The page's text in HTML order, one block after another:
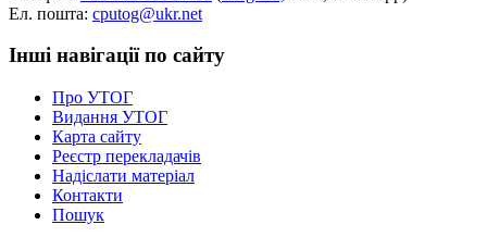
Ел. пошта: cputog@ukr.net
Інші навігації по сайту
Про УТОГ
Видання УТОГ
Карта сайту
Реєстр перекладачів
Надіслати матеріал
Контакти
Пошук